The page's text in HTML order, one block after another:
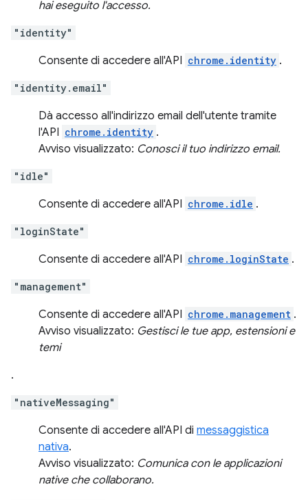
hai eseguito l'accesso.
"identity"
Consente di accedere all'API chrome.identity .
"identity.email"
Dà accesso all'indirizzo email dell'utente tramite
l'API chrome.identity .
Avviso visualizzato: Conosci il tuo indirizzo email.
"idle"
Consente di accedere all'API chrome.idle .
"loginState"
Consente di accedere all'API chrome.loginState .
"management"
Consente di accedere all'API chrome.management .
Avviso visualizzato: Gestisci le tue app, estensioni e
temi
.
"nativeMessaging"
Consente di accedere all'API di messaggistica
nativa.
Avviso visualizzato: Comunica con le applicazioni
native che collaborano.